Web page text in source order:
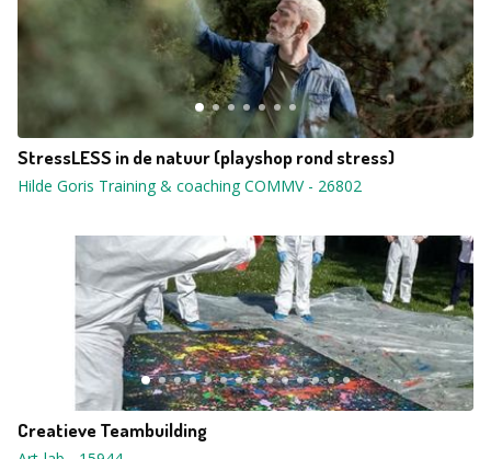
StressLESS in de natuur (playshop rond stress)
Hilde Goris Training & coaching COMMV- 26802
Creatieve Teambuilding